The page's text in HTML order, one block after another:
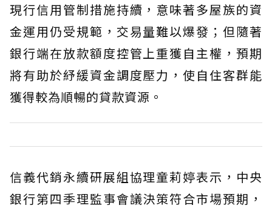
現行信用管制措施持續，意味著多屋族的資
金運用仍受規範，交易量難以爆發；但隨著
銀行端在放款額度控管上重獲自主權，預期
將有助於紓緩資金調度壓力，使自住客群能
獲得較為順暢的貸款資源。
信義代銷永續研展組協理童莉婷表示，中央
銀行第四季理監事會議決策符合市場預期，